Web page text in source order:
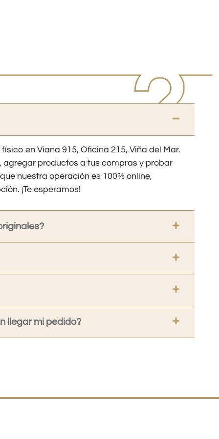
en Viana 915, Oficina 215, Viña del Mar.
agregar productos a tus compras y probar
nuestra operación es 100% online,
¡Te esperamos!
llegar mi pedido?